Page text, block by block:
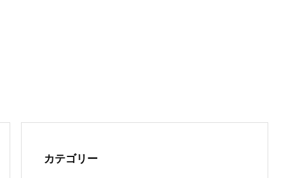
カテゴリー